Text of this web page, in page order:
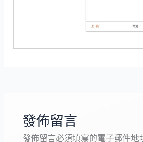
發佈留言
發佈留言必須填寫的電子郵件地